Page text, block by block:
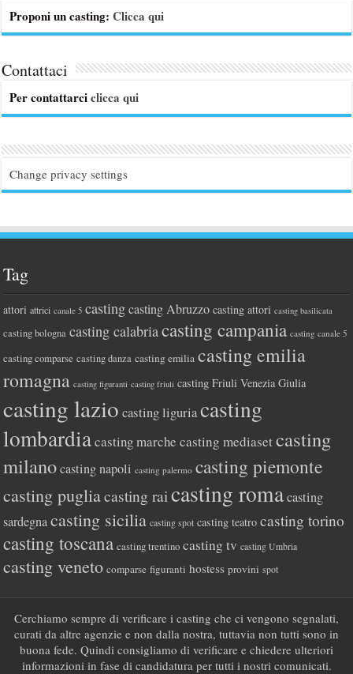
Proponi un casting:Clicca qui
Contattaci
Per contattarciclicca qui
Change privacy settings
Tag
attori attrici canale 5 casting casting Abruzzo casting attori casting basilicata
casting bologna casting calabriacasting campania casting canale 5
casting comparse casting danza casting emilia casting emilia
romagna casting figuranti casting friuli casting Friuli Venezia Giulia
casting lazio casting liguriacasting
lombardiacasting marche casting mediasetcasting
milano casting napoli casting palermo casting piemonte
casting pugliacasting rai casting roma casting
sardegna casting sicilia casting spot casting teatro casting torino
casting toscana casting trentino casting tv casting Umbria
casting veneto comparse figuranti hostess provini spot
Cerchiamo sempre di verificare i casting che ci vengono segnalati,
curati da altre agenzie e non dalla nostra, tuttavia non tutti sono in
buona fede. Quindi consigliamo di verificare e chiedere ulteriori
informazioni in fase di candidatura per tutti i nostri comunicati.